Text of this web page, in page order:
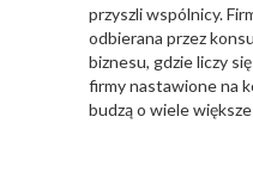
przyszli wspólnicy.
odbierana przez
biznesu, gdzie liczy
firmy nastawione na
budzą o wiele